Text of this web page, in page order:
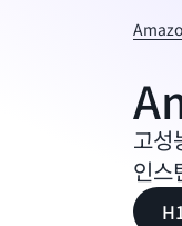
고성
인스